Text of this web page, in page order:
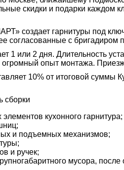
скидки и подарки каждом
создает гарнитуры под
согласованные с бригадиром
1 или 2 дня. Длительность
опыт монтажа.
10% от итоговой
сборки
кухонного гарнитура;
и подъемных механизмов;
и ручек;
мусора,